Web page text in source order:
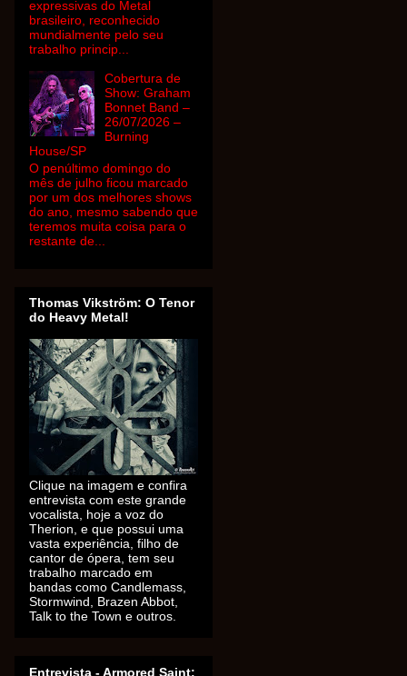
expressivas do Metal
brasileiro, reconhecido
mundialmente pelo seu
trabalho princip...
Cobertura de
Show: Graham
Bonnet Band –
26/07/2026 –
Burning
House/SP
O penúltimo domingo do
mês de julho ficou marcado
por um dos melhores shows
do ano, mesmo sabendo que
teremos muita coisa para o
restante de...
Thomas Vikström: O Tenor
do Heavy Metal!
Clique na imagem e confira
entrevista com este grande
vocalista, hoje a voz do
Therion, e que possui uma
vasta experiência, filho de
cantor de ópera, tem seu
trabalho marcado em
bandas como Candlemass,
Stormwind, Brazen Abbot,
Talk to the Town e outros.
Entrevista - Armored Saint: